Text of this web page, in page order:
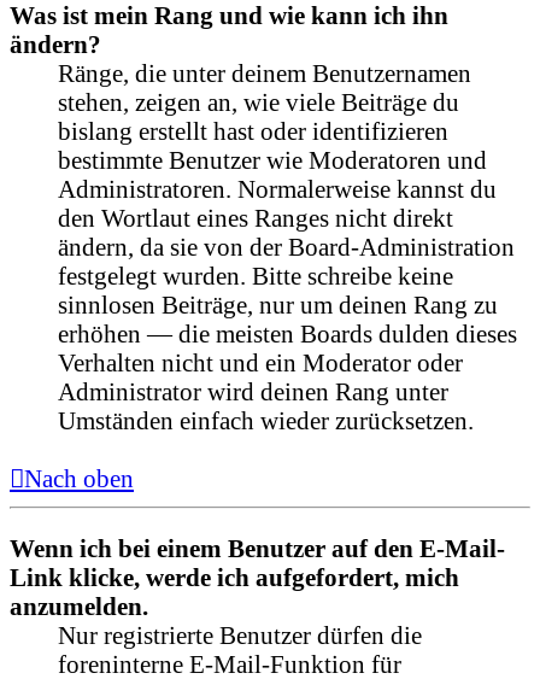
Was ist mein Rang und wie kann ich ihn
ändern?
Ränge, die unter deinem Benutzernamen
stehen, zeigen an, wie viele Beiträge du
bislang erstellt hast oder identifizieren
bestimmte Benutzer wie Moderatoren und
Administratoren. Normalerweise kannst du
den Wortlaut eines Ranges nicht direkt
ändern, da sie von der Board-Administration
festgelegt wurden. Bitte schreibe keine
sinnlosen Beiträge, nur um deinen Rang zu
erhöhen — die meisten Boards dulden dieses
Verhalten nicht und ein Moderator oder
Administrator wird deinen Rang unter
Umständen einfach wieder zurücksetzen.
Nach oben
Wenn ich bei einem Benutzer auf den E-Mail-
Link klicke, werde ich aufgefordert, mich
anzumelden.
Nur registrierte Benutzer dürfen die
foreninterne E-Mail-Funktion für